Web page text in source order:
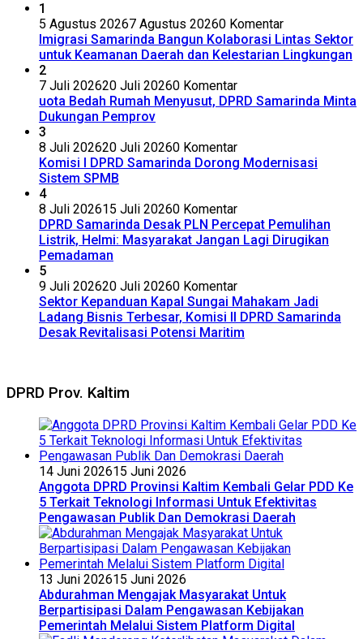
1
5 Agustus 20267 Agustus 20260 Komentar
Imigrasi Samarinda Bangun Kolaborasi Lintas Sektor
untuk Keamanan Daerah dan Kelestarian Lingkungan
2
7 Juli 202620 Juli 20260 Komentar
uota Bedah Rumah Menyusut, DPRD Samarinda Minta
Dukungan Pemprov
3
8 Juli 202620 Juli 20260 Komentar
Komisi I DPRD Samarinda Dorong Modernisasi
Sistem SPMB
4
8 Juli 202615 Juli 20260 Komentar
DPRD Samarinda Desak PLN Percepat Pemulihan
Listrik, Helmi: Masyarakat Jangan Lagi Dirugikan
Pemadaman
5
9 Juli 202620 Juli 20260 Komentar
Sektor Kepanduan Kapal Sungai Mahakam Jadi
Ladang Bisnis Terbesar, Komisi II DPRD Samarinda
Desak Revitalisasi Potensi Maritim
DPRD Prov. Kaltim
14 Juni 202615 Juni 2026
Anggota DPRD Provinsi Kaltim Kembali Gelar PDD Ke
5 Terkait Teknologi Informasi Untuk Efektivitas
Pengawasan Publik Dan Demokrasi Daerah
13 Juni 202615 Juni 2026
Abdurahman Mengajak Masyarakat Untuk
Berpartisipasi Dalam Pengawasan Kebijakan
Pemerintah Melalui Sistem Platform Digital